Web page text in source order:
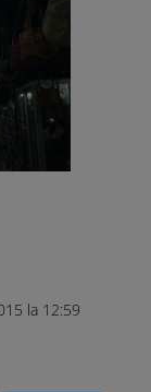
la 12:59